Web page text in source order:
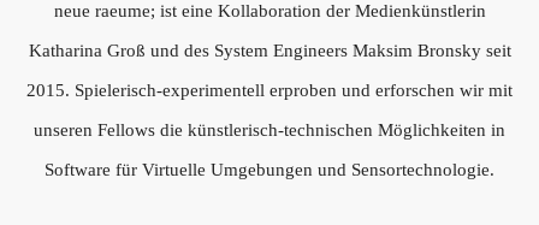
neue raeume; ist eine Kollaboration der Medienkünstlerin
Katharina Groß und des System Engineers Maksim Bronsky seit
2015. Spielerisch-experimentell erproben und erforschen wir mit
unseren Fellows die künstlerisch-technischen Möglichkeiten in
Software für Virtuelle Umgebungen und Sensortechnologie.